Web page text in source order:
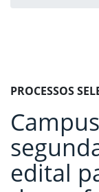
Fim da
Início do
PROCESSOS
edital